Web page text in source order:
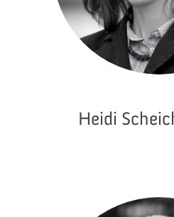
Heidi